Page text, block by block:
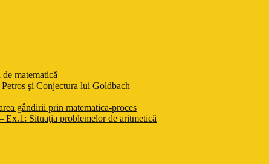
matematică
şi Conjectura lui Goldbach
gândirii prin matematica-proces
Ex.1: Situaţia problemelor de aritmetică